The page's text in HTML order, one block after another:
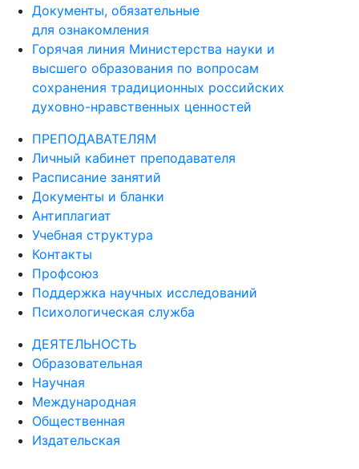
Документы, обязательные
для ознакомления
Горячая линия Министерства науки и
высшего образования по вопросам
сохранения традиционных российских
духовно-нравственных ценностей
ПРЕПОДАВАТЕЛЯМ
Личный кабинет преподавателя
Расписание занятий
Документы и бланки
Антиплагиат
Учебная структура
Контакты
Профсоюз
Поддержка научных исследований
Психологическая служба
ДЕЯТЕЛЬНОСТЬ
Образовательная
Научная
Международная
Общественная
Издательская